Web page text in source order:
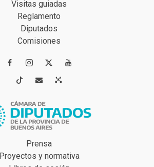
Visitas guiadas
Reglamento
Diputados
Comisiones
 
 
Prensa
Proyectos y normativa